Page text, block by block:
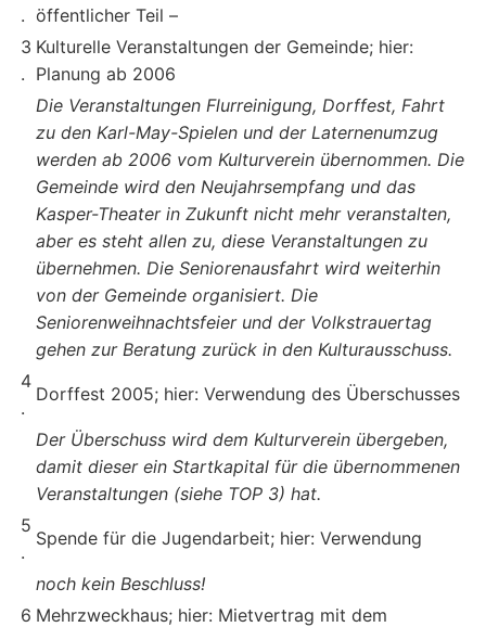
. öffentlicher Teil –
3
.
Kulturelle Veranstaltungen der Gemeinde; hier:
Planung ab 2006
Die Veranstaltungen Flurreinigung, Dorffest, Fahrt
zu den Karl-May-Spielen und der Laternenumzug
werden ab 2006 vom Kulturverein übernommen. Die
Gemeinde wird den Neujahrsempfang und das
Kasper-Theater in Zukunft nicht mehr veranstalten,
aber es steht allen zu, diese Veranstaltungen zu
übernehmen. Die Seniorenausfahrt wird weiterhin
von der Gemeinde organisiert. Die
Seniorenweihnachtsfeier und der Volkstrauertag
gehen zur Beratung zurück in den Kulturausschuss.
4
.
Dorffest 2005; hier: Verwendung des Überschusses
Der Überschuss wird dem Kulturverein übergeben,
damit dieser ein Startkapital für die übernommenen
Veranstaltungen (siehe TOP 3) hat.
5
.
Spende für die Jugendarbeit; hier: Verwendung
noch kein Beschluss!
6 Mehrzweckhaus; hier: Mietvertrag mit dem